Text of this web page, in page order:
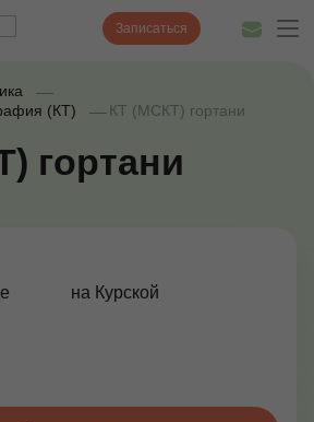
Записаться
(КТ)
КТ (МСКТ) гортани
гортани
на Курской